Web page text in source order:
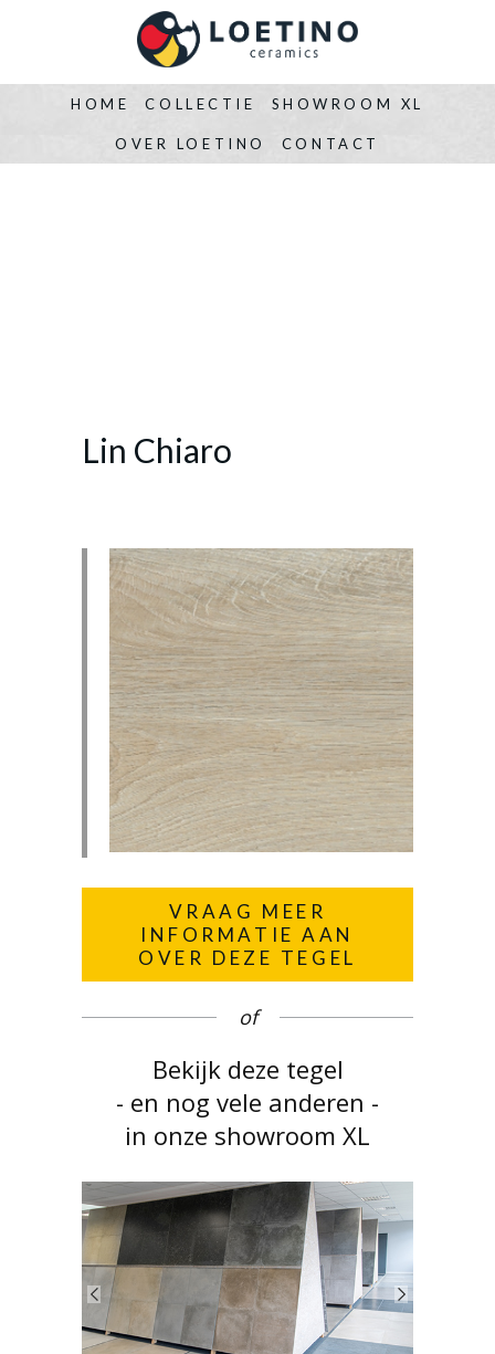
HOME COLLECTIE SHOWROOM XL
OVER LOETINO CONTACT
Lin Chiaro
VRAAG MEER
INFORMATIE AAN
OVER DEZE TEGEL
of
Bekijk deze tegel
- en nog vele anderen -
in onze showroom XL